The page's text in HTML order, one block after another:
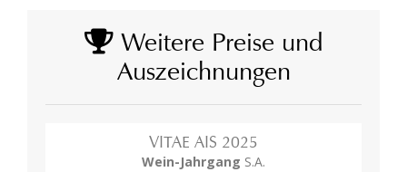
Weitere Preise und
Auszeichnungen
VITAE AIS 2025
Wein-Jahrgang S.A.